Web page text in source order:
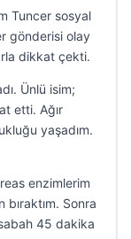
Tuncer sosyal
gönderisi olay
dikkat çekti.
Ünlü isim;
etti. Ağır
yaşadım.
enzimlerim
Sonra
45 dakika